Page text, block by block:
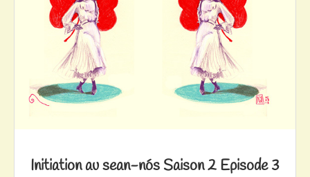
Initiation au sean-nós Saison 2 Episode 3